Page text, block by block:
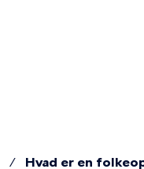
Hvad er en